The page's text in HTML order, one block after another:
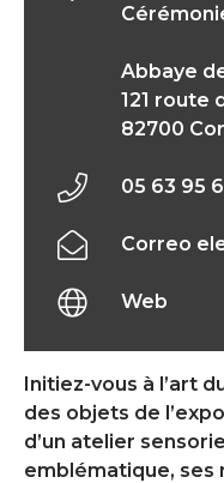
Initiez-vous à l’art
des objets de
d’un atelier
emblématique, ses
Abbaye
121 route
82700
05 63 95
Correo
Web